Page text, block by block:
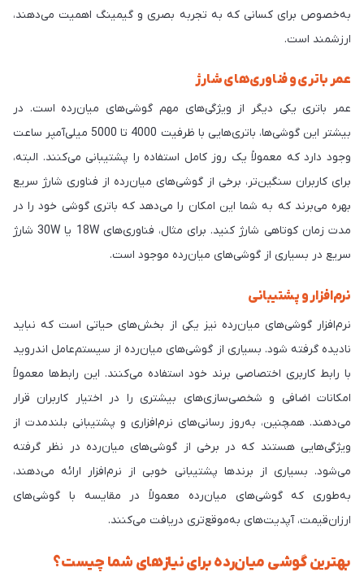
به‌خصوص برای کسانی که به تجربه بصری و گیمینگ اهمیت می‌دهند،
ارزشمند است.
عمر باتری و فناوری‌های شارژ
عمر باتری یکی دیگر از ویژگی‌های مهم گوشی‌های میان‌رده است. در
بیشتر این گوشی‌ها، باتری‌هایی با ظرفیت 4000 تا 5000 میلی‌آمپر ساعت
وجود دارد که معمولاً یک روز کامل استفاده را پشتیبانی می‌کنند. البته،
برای کاربران سنگین‌تر، برخی از گوشی‌های میان‌رده از فناوری شارژ سریع
بهره می‌برند که به شما این امکان را می‌دهد که باتری گوشی خود را در
مدت زمان کوتاهی شارژ کنید. برای مثال، فناوری‌های 18W یا 30W شارژ
سریع در بسیاری از گوشی‌های میان‌رده موجود است.
نرم‌افزار و پشتیبانی
نرم‌افزار گوشی‌های میان‌رده نیز یکی از بخش‌های حیاتی است که نباید
نادیده گرفته شود. بسیاری از گوشی‌های میان‌رده از سیستم‌عامل اندروید
با رابط کاربری اختصاصی برند خود استفاده می‌کنند. این رابط‌ها معمولاً
امکانات اضافی و شخصی‌سازی‌های بیشتری را در اختیار کاربران قرار
می‌دهند. همچنین، به‌روز رسانی‌های نرم‌افزاری و پشتیبانی بلندمدت از
ویژگی‌هایی هستند که در برخی از گوشی‌های میان‌رده در نظر گرفته
می‌شود. بسیاری از برندها پشتیبانی خوبی از نرم‌افزار ارائه می‌دهند،
به‌طوری که گوشی‌های میان‌رده معمولاً در مقایسه با گوشی‌های
ارزان‌قیمت، آپدیت‌های به‌موقع‌تری دریافت می‌کنند.
بهترین گوشی میان‌رده برای نیازهای شما چیست؟